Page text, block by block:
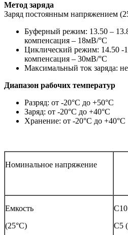
Метод заряда
Заряд постоянным напряжением
Буферный режим: 13.50 –
компенсация – 18мВ/°С
Циклический режим: 14.50 -
компенсация – 30мВ/°С
Максимальный ток заряда:
Диапазон рабочих температур
Разряд: от -20°С до +50°С
Заряд: от -20°С до +40°С
Хранение: от -20°С до +40°С
Номинальное напряжение
Емкость
(25°С)
С5